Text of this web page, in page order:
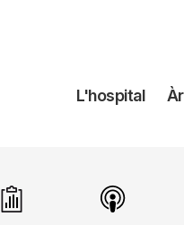
L'hospital
Image Image